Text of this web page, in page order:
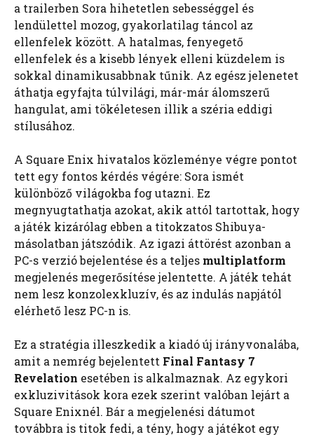
a trailerben Sora hihetetlen sebességgel és
lendülettel mozog, gyakorlatilag táncol az
ellenfelek között. A hatalmas, fenyegető
ellenfelek és a kisebb lények elleni küzdelem is
sokkal dinamikusabbnak tűnik. Az egész jelenetet
áthatja egyfajta túlvilági, már-már álomszerű
hangulat, ami tökéletesen illik a széria eddigi
stílusához.
A Square Enix hivatalos közleménye végre pontot
tett egy fontos kérdés végére: Sora ismét
különböző világokba fog utazni. Ez
megnyugtathatja azokat, akik attól tartottak, hogy
a játék kizárólag ebben a titokzatos Shibuya-
másolatban játszódik. Az igazi áttörést azonban a
PC-s verzió bejelentése és a teljes multiplatform
megjelenés megerősítése jelentette. A játék tehát
nem lesz konzolexkluzív, és az indulás napjától
elérhető lesz PC-n is.
Ez a stratégia illeszkedik a kiadó új irányvonalába,
amit a nemrég bejelentett Final Fantasy 7
Revelation esetében is alkalmaznak. Az egykori
exkluzivitások kora ezek szerint valóban lejárt a
Square Enixnél. Bár a megjelenési dátumot
továbbra is titok fedi, a tény, hogy a játékot egy